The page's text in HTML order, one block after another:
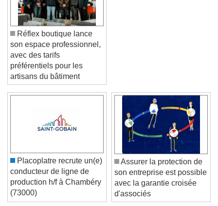
Play Video
Play
Skip Backward
Skip Forward
Current Time0:00
/
Duration-:-
Loaded: 0%
Seek to live, currently behind liveLIVE
Réflex boutique lance
son espace professionnel,
avec des tarifs
préférentiels pour les
artisans du bâtiment
Placoplatre recrute un(e)
conducteur de ligne de
production h/f à Chambéry
(73000)
Assurer la protection de
son entreprise est possible
avec la garantie croisée
d'associés